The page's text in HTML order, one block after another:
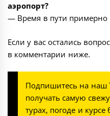
аэропорт?
— Время в пути примерно
Если у вас остались
в комментарии ниже.
Подпишитесь на наш
получать самую
турах, погоде и курсе